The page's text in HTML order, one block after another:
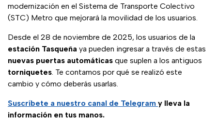
modernización en el Sistema de Transporte Colectivo
(STC) Metro que mejorará la movilidad de los usuarios.
Desde el 28 de noviembre de 2025, los usuarios de la
estación Tasqueña ya pueden ingresar a través de estas
nuevas puertas automáticas que suplen a los antiguos
torniquetes. Te contamos por qué se realizó este
cambio y cómo deberás usarlas.
Suscríbete a nuestro canal de Telegram y lleva la
información en tus manos.